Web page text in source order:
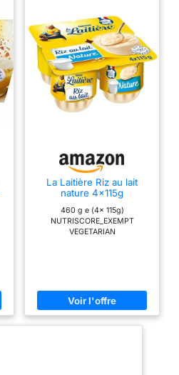
La Laitière Riz au lait
nature 4x115g
460 g e (4x 115g)
NUTRISCORE_EXEMPT
VEGETARIAN